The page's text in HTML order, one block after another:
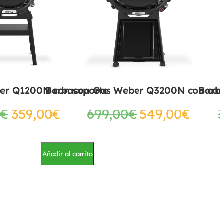
Q1200N con soporte
€359,00€
Barbacoa Gas Weber Q3200N con
699,00€549,00€
Añadir al carrito